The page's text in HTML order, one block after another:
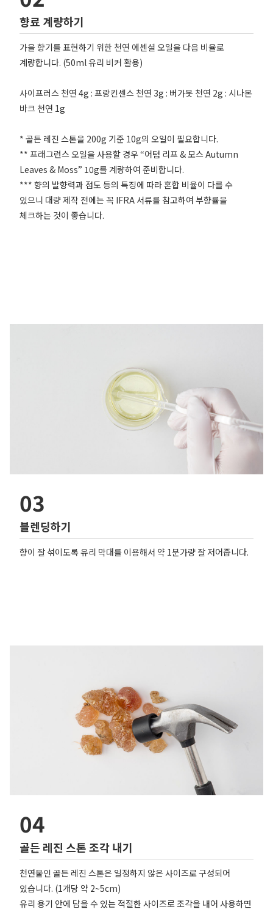
향료 계량하기
가을 향기를 표현하기 위한 천연 에센셜 오일을 다음 비율로
계량합니다. (50ml 유리 비커 활용)
사이프러스 천연 4g : 프랑킨센스 천연 3g : 버가못 천연 2g : 시나몬
바크 천연 1g
* 골든 레진 스톤을 200g 기준 10g의 오일이 필요합니다.
** 프래그런스 오일을 사용할 경우 “어텀 리프 & 모스 Autumn
Leaves & Moss” 10g를 계량하여 준비합니다.
*** 향의 발향력과 점도 등의 특징에 따라 혼합 비율이 다를 수
있으니 대량 제작 전에는 꼭 IFRA 서류를 참고하여 부향률을
체크하는 것이 좋습니다.
03
블렌딩하기
향이 잘 섞이도록 유리 막대를 이용해서 약 1분가량 잘 저어줍니다.
04
골든 레진 스톤 조각 내기
천연물인 골든 레진 스톤은 일정하지 않은 사이즈로 구성되어
있습니다. (1개당 약 2~5cm)
유리 용기 안에 담을 수 있는 적절한 사이즈로 조각을 내어 사용하면